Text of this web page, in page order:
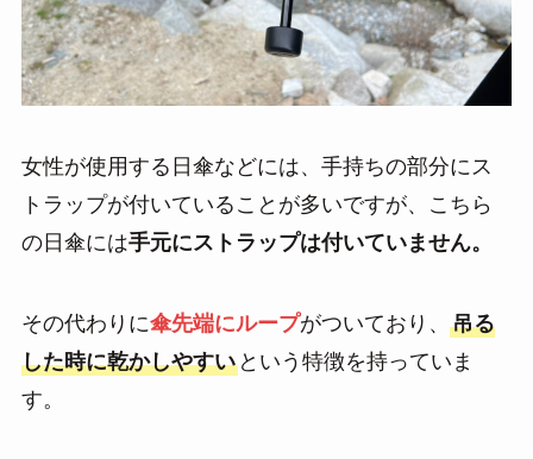
女性が使用する日傘などには、手持ちの部分にス
トラップが付いていることが多いですが、こちら
の日傘には手元にストラップは付いていません。
その代わりに傘先端にループがついており、 吊る
した時に乾かしやすいという特徴を持っていま
す。